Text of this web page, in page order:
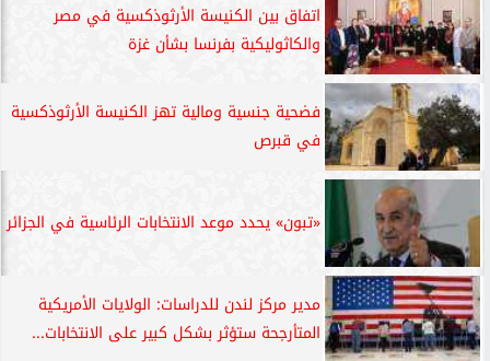
اتفاق بين الكنيسة الأرثوذكسية في مصر
والكاثوليكية بفرنسا بشأن غزة
فضحية جنسية ومالية تهز الكنيسة الأرثوذكسية
في قبرص
«تبون» يحدد موعد الانتخابات الرئاسية في الجزائر
مدير مركز لندن للدراسات: الولايات الأمريكية
المتأرجحة ستؤثر بشكل كبير على الانتخابات...